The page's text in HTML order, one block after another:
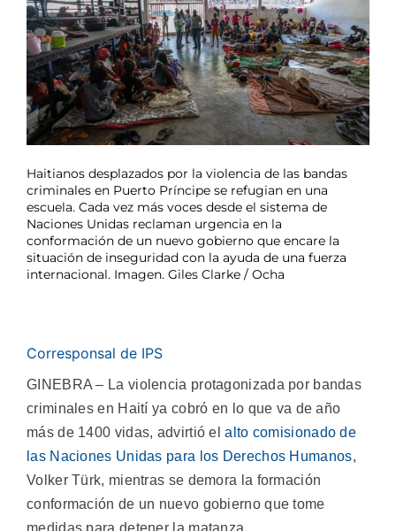
Haitianos desplazados por la violencia de las bandas
criminales en Puerto Príncipe se refugian en una
escuela. Cada vez más voces desde el sistema de
Naciones Unidas reclaman urgencia en la
conformación de un nuevo gobierno que encare la
situación de inseguridad con la ayuda de una fuerza
internacional. Imagen. Giles Clarke / Ocha
Corresponsal de IPS
GINEBRA – La violencia protagonizada por bandas
criminales en Haití ya cobró en lo que va de año
más de 1400 vidas, advirtió elalto comisionado de
las Naciones Unidas para los Derechos Humanos,
Volker Türk, mientras se demora la formación
conformación de un nuevo gobierno que tome